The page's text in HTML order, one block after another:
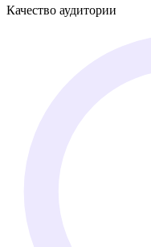
Качество аудитории